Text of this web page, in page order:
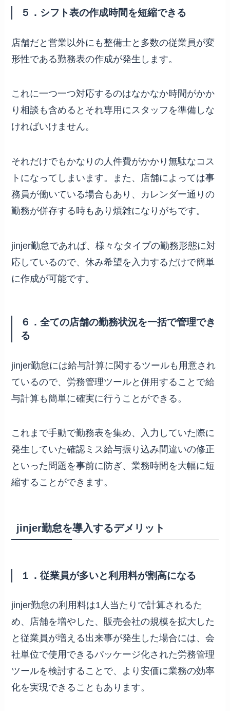
５．シフト表の作成時間を短縮できる
店舗だと営業以外にも整備士と多数の従業員が変
形性である勤務表の作成が発生します。
これに一つ一つ対応するのはなかなか時間がかか
り相談も含めるとそれ専用にスタッフを準備しな
ければいけません。
それだけでもかなりの人件費がかかり無駄なコス
トになってしまいます。また、店舗によっては事
務員が働いている場合もあり、カレンダー通りの
勤務が併存する時もあり煩雑になりがちです。
jinjer勤怠であれば、様々なタイプの勤務形態に対
応しているので、休み希望を入力するだけで簡単
に作成が可能です。
６．全ての店舗の勤務状況を一括で管理でき
る
jinjer勤怠には給与計算に関するツールも用意され
ているので、労務管理ツールと併用することで給
与計算も簡単に確実に行うことができる。
これまで手動で勤務表を集め、入力していた際に
発生していた確認ミス給与振り込み間違いの修正
といった問題を事前に防ぎ、業務時間を大幅に短
縮することができます。
jinjer勤怠を導入するデメリット
１．従業員が多いと利用料が割高になる
jinjer勤怠の利用料は1人当たりで計算されるた
め、店舗を増やした、販売会社の規模を拡大した
と従業員が増える出来事が発生した場合には、会
社単位で使用できるパッケージ化された労務管理
ツールを検討することで、より安価に業務の効率
化を実現できることもあります。